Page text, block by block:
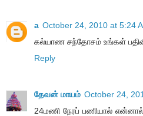
a October 24, 2010 at 5:24
கல்யாண சந்தோசம் உங்கள்
Reply
தேவன் மாயம் October 24,
24மணி நேரப் பணியால் என்னால்